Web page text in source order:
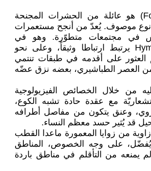
النمل (Formicidae) هو عائلة من الحشرات المجنحة
بأكثر من ١٤,٠٠٠ نوع موصوف. يُعدّ من أنجح مستعمرات
في مجتمعات متطوّرة. وهو في
ترتيب Hymenoptera يرتبط ارتباطا وثيقاً، وعلى نحو
العثور على أقدمه في طبقات تنتمي
من العصر الطباشيري، بعضه نزق عضّه
من خلال الخصائص الفيزيولوجية
مع عقدة حادة تشبه الكوع،
وعنق يتكون من مفاصل أطرافه
قد يُثير حسد معظم النساء.
من زوايا المعمورة ماعدا القطب
يُفضّل، على وجه الخصوص، المناطق
يمنعه من التأقلم في مناطق باردة